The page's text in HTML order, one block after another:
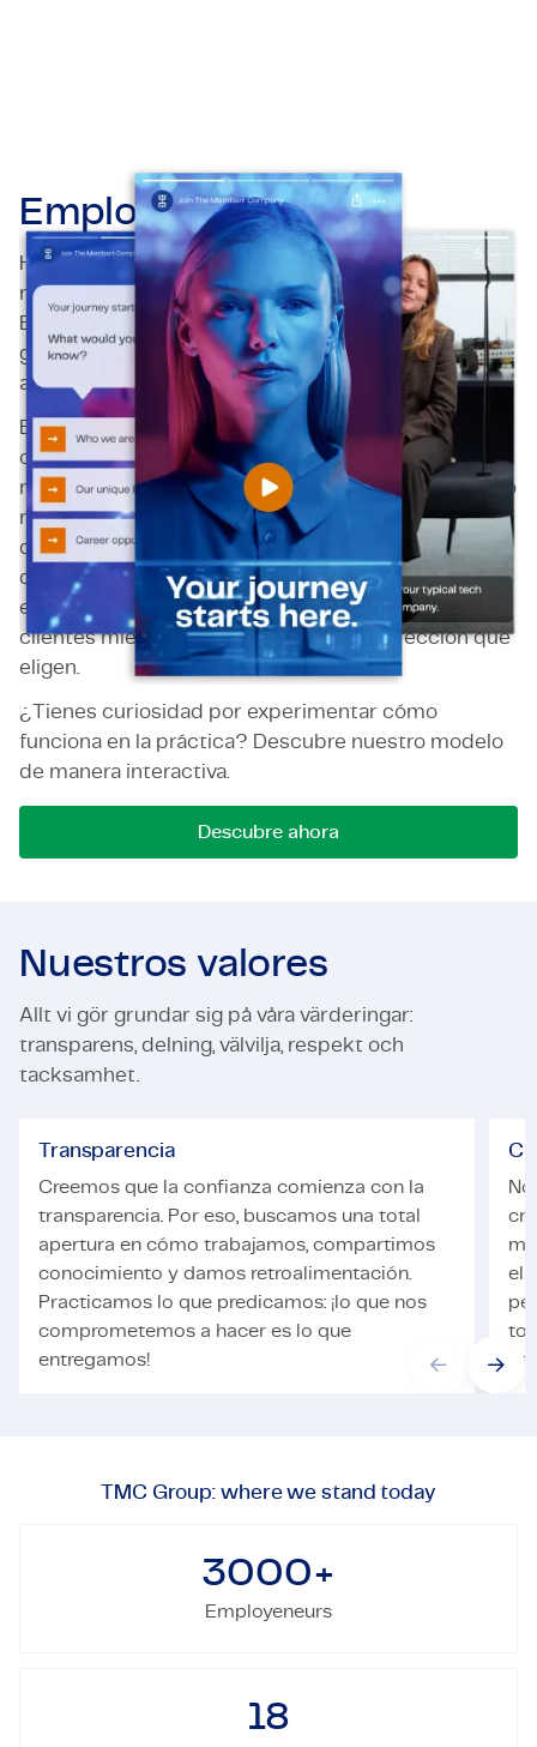
Employeneurship
Hace más de veinticinco años, inventamos un
modelo de negocio pionero y único:
Employeneurship. Este modelo empodera a nuestra
gente con desarrollo continuo y la oportunidad de
asumir plenamente la propiedad de sus carreras.
En TMC, creemos que la verdadera innovación
comienza con personas que se sienten
responsables, apoyadas y libres para crecer. Nuestro
modelo de employeneurship combina la seguridad
de un contrato permanente con la autonomía para
definir tu propio camino, permitiendo a nuestros
employeneurs generar impacto para nuestros
clientes mientras se desarrollan en la dirección que
eligen.
¿Tienes curiosidad por experimentar cómo
funciona en la práctica? Descubre nuestro modelo
de manera interactiva.
Descubre ahora
Nuestros valores
Allt vi gör grundar sig på våra värderingar:
transparens, delning, välvilja, respekt och
tacksamhet.
Transparencia
Creemos que la confianza comienza con la
transparencia. Por eso, buscamos una total
apertura en cómo trabajamos, compartimos
conocimiento y damos retroalimentación.
Practicamos lo que predicamos: ¡lo que nos
comprometemos a hacer es lo que
entregamos!
el
TMC Group: where we stand today
3000+
Employeneurs
18